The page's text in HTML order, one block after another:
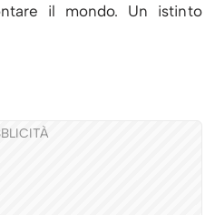
il mondo. Un istinto